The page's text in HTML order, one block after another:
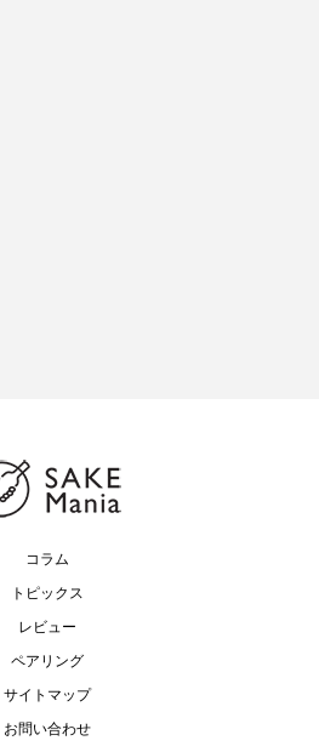
コラム
トピックス
レビュー
ペアリング
サイトマップ
お問い合わせ